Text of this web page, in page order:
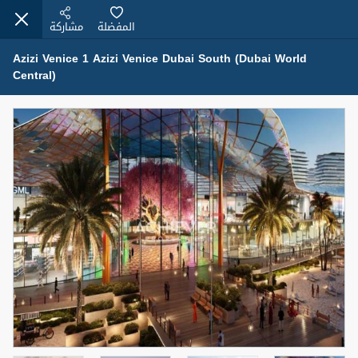
عقارات للبيع (12441)
1.5 BHK 48 Parkside
شقةللبيع 1,350,000 درهم
4
سرير
1
حمام
2
المنطقة (متر
مربع)
75.43
المعروض
مفروش/ة جزئيا
حالة
جاهز
اسم الوسيط
MOHAMMED ARSHAD SAIYED
رقم الوسيط
أتصل الأن
Azizi Venice 1 Azizi Venice Dubai South (Dubai World
Central)
المفضلة مشاركة